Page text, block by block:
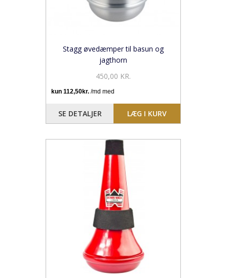
Stagg øvedæmper til basun og
jagthorn
450,00 KR.
SE DETALJER LÆG I KURV